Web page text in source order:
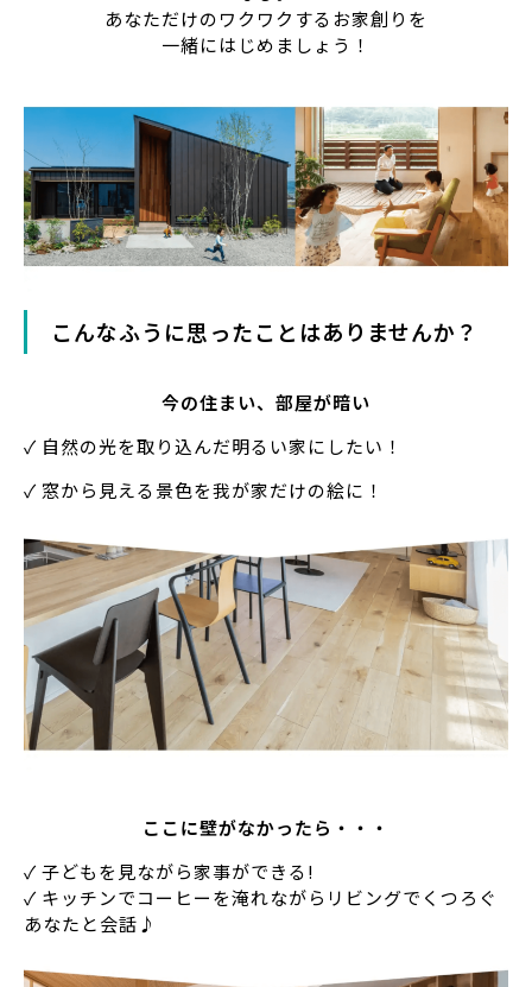
あなただけのワクワクするお家創りを
一緒にはじめましょう！
こんなふうに思ったことはありませんか？
今の住まい、部屋が暗い
✓ 自然の光を取り込んだ明るい家にしたい！
✓ 窓から見える景色を我が家だけの絵に！
ここに壁がなかったら・・・
✓ 子どもを見ながら家事ができる!
✓ キッチンでコーヒーを淹れながらリビングでくつろぐ
あなたと会話♪